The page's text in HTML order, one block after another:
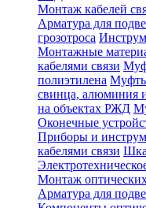
Монтаж кабелей
Арматура для
грозотроса
Монтажные
кабелями связи
полиэтилена Муфты
свинца, алюминия
на объектах РЖД
Оконечные
Приборы и
кабелями связи
Монтаж
Арматура для